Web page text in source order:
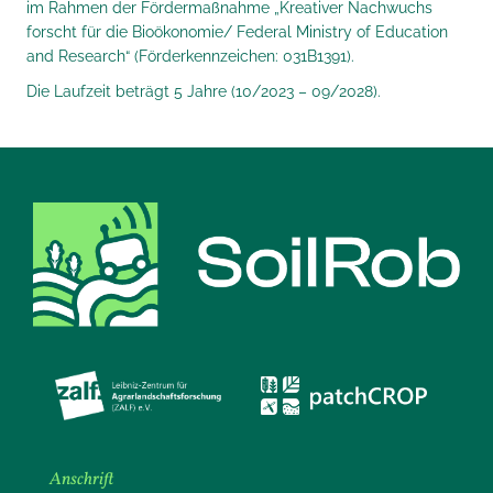
Anschrift
im Rahmen der Fördermaßnahme „Kreativer Nachwuchs
forscht für die Bioökonomie/ Federal Ministry of Education
and Research“ (Förderkennzeichen: 031B1391).
Die Laufzeit beträgt 5 Jahre (10/2023 – 09/2028).